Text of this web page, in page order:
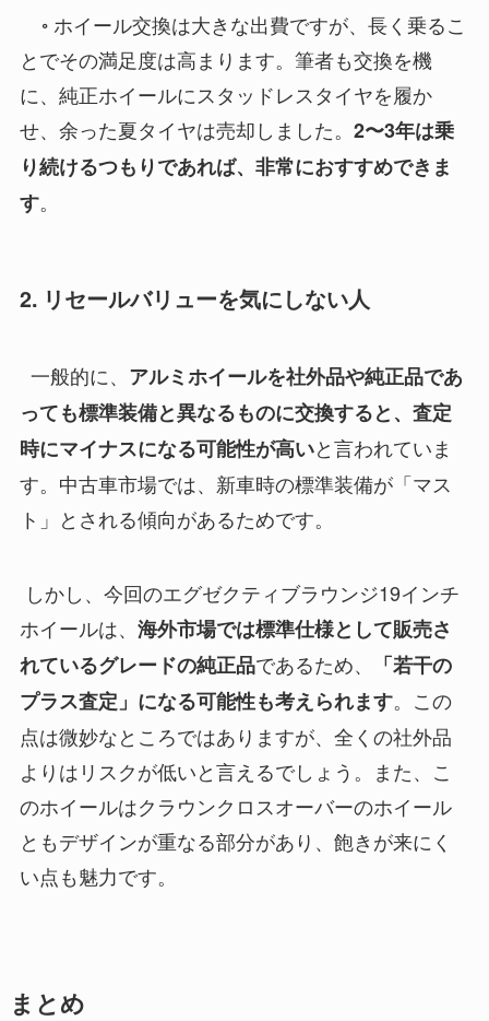
◦ ホイール交換は大きな出費ですが、長く乗るこ
とでその満足度は高まります。筆者も交換を機
に、純正ホイールにスタッドレスタイヤを履か
せ、余った夏タイヤは売却しました。 2〜3年は乗
り続けるつもりであれば、非常におすすめできま
す。
2. リセールバリューを気にしない人
一般的に、 アルミホイールを社外品や純正品であ
っても標準装備と異なるものに交換すると、査定
時にマイナスになる可能性が高いと言われていま
す。中古車市場では、新車時の標準装備が「マス
ト」とされる傾向があるためです。
しかし、今回のエグゼクティブラウンジ19インチ
ホイールは、 海外市場では標準仕様として販売さ
れているグレードの純正品であるため、
「若干の
プラス査定」になる可能性も考えられます。この
点は微妙なところではありますが、全くの社外品
よりはリスクが低いと言えるでしょう。また、こ
のホイールはクラウンクロスオーバーのホイール
ともデザインが重なる部分があり、飽きが来にく
い点も魅力です。
まとめ